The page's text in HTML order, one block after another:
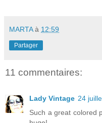
MARTA à 12:59
Partager
11 commentaires:
Lady Vintage 24
Such a great colored